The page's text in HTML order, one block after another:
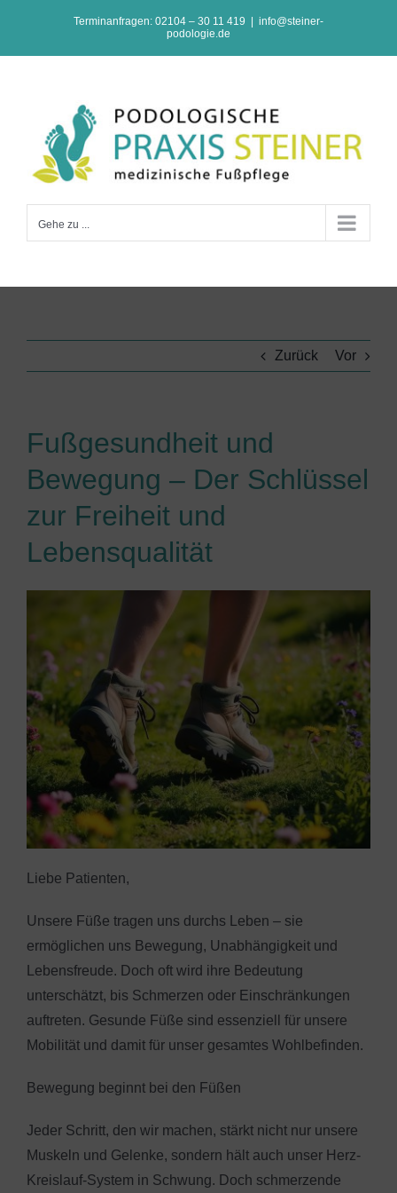
springen
Terminanfragen: 02104 – 30 11 419
info@steiner-
podologie.de
Gehe zu ...
Zurück Vor
Fußgesundheit und
Bewegung – Der Schlüssel
zur Freiheit und
Lebensqualität
Liebe Patienten,
Unsere Füße tragen uns durchs Leben – sie
ermöglichen uns Bewegung, Unabhängigkeit und
Lebensfreude. Doch oft wird ihre Bedeutung
unterschätzt, bis Schmerzen oder Einschränkungen
auftreten. Gesunde Füße sind essenziell für unsere
Mobilität und damit für unser gesamtes Wohlbefinden.
Bewegung beginnt bei den Füßen
Jeder Schritt, den wir machen, stärkt nicht nur unsere
Muskeln und Gelenke, sondern hält auch unser Herz-
Kreislauf-System in Schwung. Doch schmerzende